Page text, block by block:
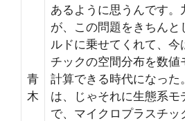
青
木
あるように思うんです。
が、この問題をきちんと
ルドに乗せてくれて、今
チックの空間分布を数値
計算できる時代になった
は、じゃそれに生態系モ
で、マイクロプラスチッ